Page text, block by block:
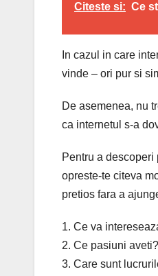
Citeste si: Ce
In cazul in care
vinde – ori pur si
De asemenea, nu
ca internetul s-a
Pentru a
opreste-te citeva
pretios fara a
1. Ce va
2. Ce pasiuni aveti?
3. Care sunt